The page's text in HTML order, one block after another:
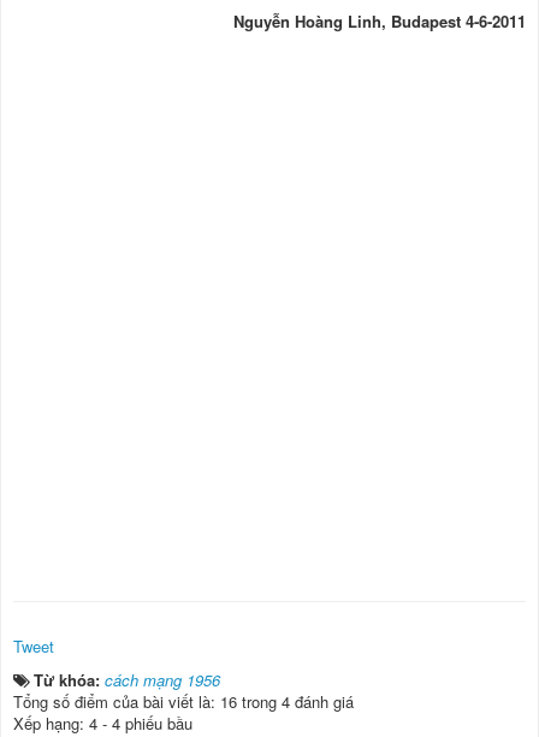
Nguyễn Hoàng Linh, Budapest 4-6-2011
Tweet
Từ khóa: cách mạng 1956
Tổng số điểm của bài viết là: 16 trong 4 đánh giá
Xếp hạng: 4 - 4 phiếu bầu